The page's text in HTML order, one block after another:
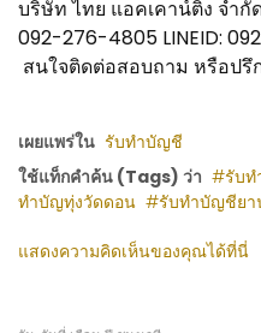
บริษัท ไทย แอคเคาน์ติ้ง จำ
092-276-4805 LINEID:
สนใจติดต่อสอบถาม หรือป
เผยแพร่ใน รับทำบัญชี
ใช้แท็กคำค้น (Tags) ว่า
รับ
ทำบัญทุ่งวัดดอน
รับทำบัญชียา
แสดงความคิดเห็นของคุณได้ที่นี่